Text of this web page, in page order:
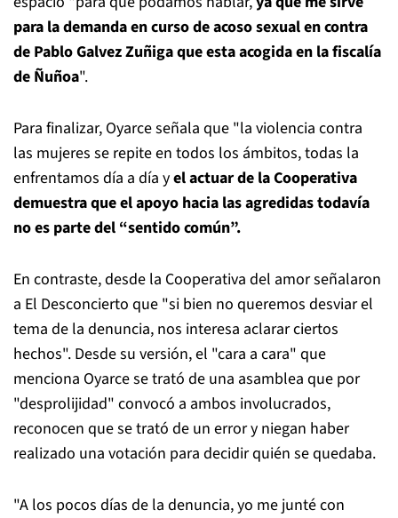
para la demanda en curso de acoso sexual en contra
de Pablo Galvez Zuñiga que esta acogida en la fiscalía
de Ñuñoa".
Para finalizar, Oyarce señala que "la violencia contra
las mujeres se repite en todos los ámbitos, todas la
enfrentamos día a día yel actuar de la Cooperativa
demuestra que el apoyo hacia las agredidas todavía
no es parte del “sentido común”.
En contraste, desde la Cooperativa del amor señalaron
a El Desconcierto que "si bien no queremos desviar el
tema de la denuncia, nos interesa aclarar ciertos
hechos". Desde su versión, el "cara a cara" que
menciona Oyarce se trató de una asamblea que por
"desprolijidad" convocó a ambos involucrados,
reconocen que se trató de un error y niegan haber
realizado una votación para decidir quién se quedaba.
"A los pocos días de la denuncia, yo me junté con